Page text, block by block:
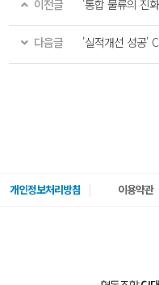
이전글 '통합 물류의 진화
다음글 '실적개선 성공' CJ
개인정보처리방침 이용약관